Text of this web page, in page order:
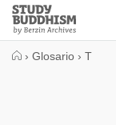
Close
Study
Buddhism
› Glosario › T